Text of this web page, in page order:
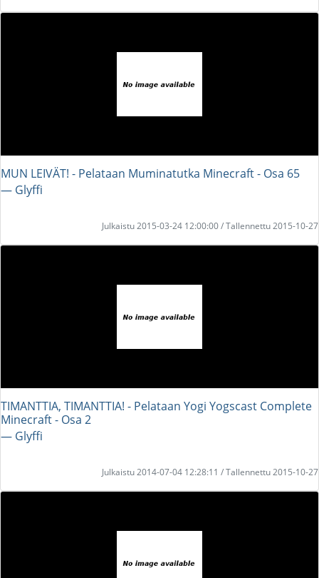
MUN LEIVÄT! - Pelataan Muminatutka Minecraft - Osa 65
― Glyffi
Julkaistu 2015-03-24 12:00:00 / Tallennettu 2015-10-27
TIMANTTIA, TIMANTTIA! - Pelataan Yogi Yogscast Complete
Minecraft - Osa 2
― Glyffi
Julkaistu 2014-07-04 12:28:11 / Tallennettu 2015-10-27